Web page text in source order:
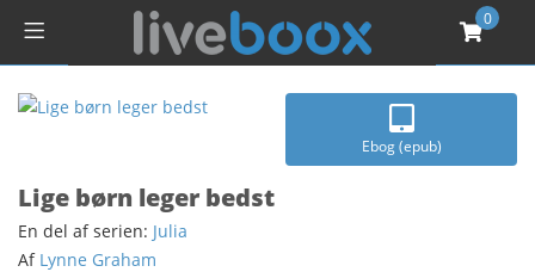
0
Ebog (epub)
Lige børn leger bedst
En del af serien: Julia
Af Lynne Graham